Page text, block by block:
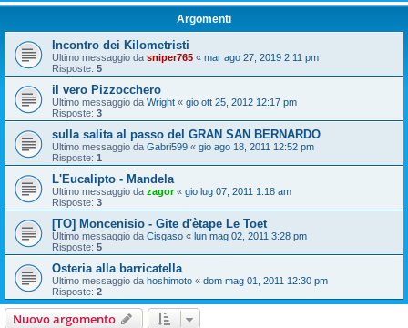
Argomenti
Incontro dei Kilometristi
Ultimo messaggio da sniper765 « mar ago 27, 2019 2:11 pm
Risposte: 5
il vero Pizzocchero
Ultimo messaggio da Wright « gio ott 25, 2012 12:17 pm
Risposte: 3
sulla salita al passo del GRAN SAN BERNARDO
Ultimo messaggio da Gabri599 « gio ago 18, 2011 12:52 pm
Risposte: 1
L'Eucalipto - Mandela
Ultimo messaggio da zagor« gio lug 07, 2011 1:18 am
Risposte: 3
[TO] Moncenisio - Gite d'ètape Le Toet
Ultimo messaggio da Cisgaso « lun mag 02, 2011 3:28 pm
Risposte: 5
Osteria alla barricatella
Ultimo messaggio da hoshimoto « dom mag 01, 2011 12:30 pm
Risposte: 2
Nuovo argomento